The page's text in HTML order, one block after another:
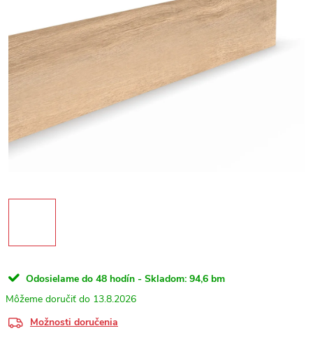
Odosielame do 48 hodín - Skladom: 94,6 bm
13.8.2026
Možnosti doručenia